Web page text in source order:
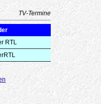
TV-Termine
RTL